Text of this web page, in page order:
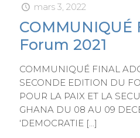
mars 3, 2022
COMMUNIQUÉ
Forum 2021
COMMUNIQUÉ FINAL
SECONDE EDITION DU
POUR LA PAIX ET LA
GHANA DU 08 AU 09
‘DEMOCRATIE […]